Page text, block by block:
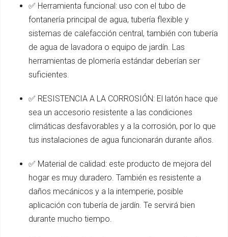
✅ Herramienta funcional: uso con el tubo de
fontanería principal de agua, tubería flexible y
sistemas de calefacción central, también con tubería
de agua de lavadora o equipo de jardín. Las
herramientas de plomería estándar deberían ser
suficientes.
✅ RESISTENCIA A LA CORROSIÓN: El latón hace que
sea un accesorio resistente a las condiciones
climáticas desfavorables y a la corrosión, por lo que
tus instalaciones de agua funcionarán durante años.
✅ Material de calidad: este producto de mejora del
hogar es muy duradero. También es resistente a
daños mecánicos y a la intemperie, posible
aplicación con tubería de jardín. Te servirá bien
durante mucho tiempo.